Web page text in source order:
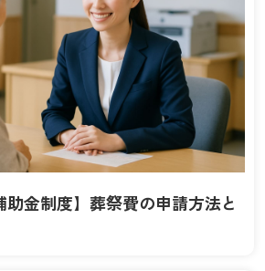
助金制度】葬祭費の申請方法と